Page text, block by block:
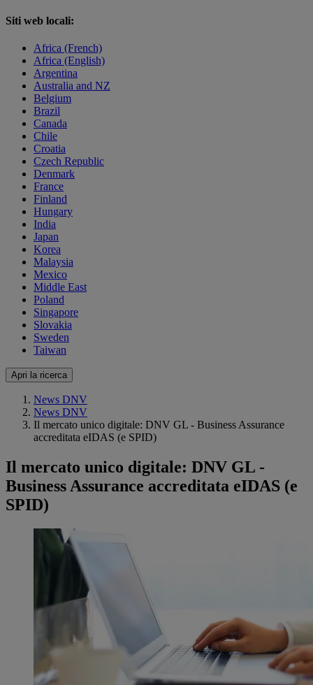
Siti web locali:
Africa (French)
Africa (English)
Argentina
Australia and NZ
Belgium
Brazil
Canada
Chile
Croatia
Czech Republic
Denmark
France
Finland
Hungary
India
Japan
Korea
Malaysia
Mexico
Middle East
Poland
Singapore
Slovakia
Sweden
Taiwan
Apri la ricerca
News DNV
News DNV
Il mercato unico digitale: DNV GL - Business Assurance
accreditata eIDAS (e SPID)
Il mercato unico digitale: DNV GL -
Business Assurance accreditata eIDAS (e
SPID)